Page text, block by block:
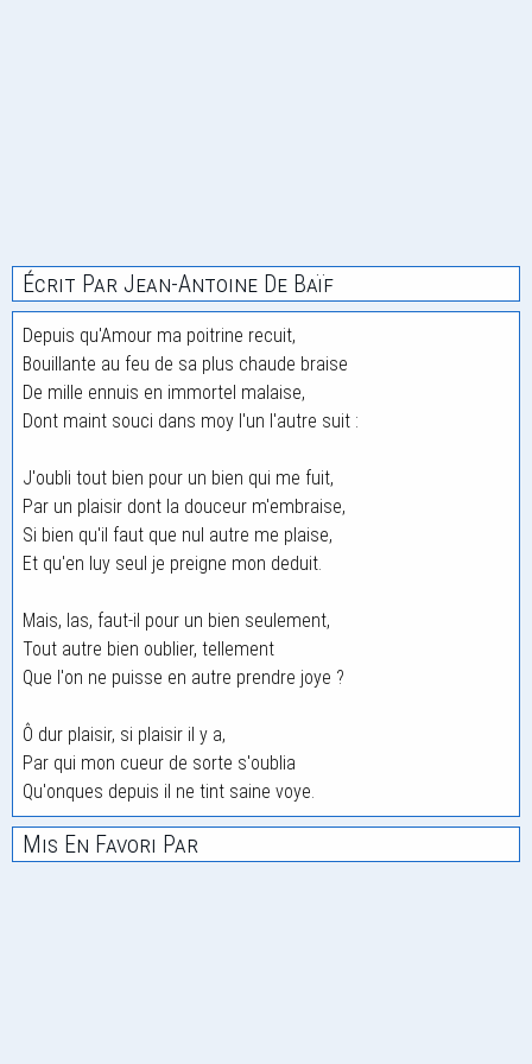
Écrit Par Jean-Antoine De Baïf
Depuis qu'Amour ma poitrine recuit,
Bouillante au feu de sa plus chaude braise
De mille ennuis en immortel malaise,
Dont maint souci dans moy l'un l'autre suit :
J'oubli tout bien pour un bien qui me fuit,
Par un plaisir dont la douceur m'embraise,
Si bien qu'il faut que nul autre me plaise,
Et qu'en luy seul je preigne mon deduit.
Mais, las, faut-il pour un bien seulement,
Tout autre bien oublier, tellement
Que l'on ne puisse en autre prendre joye ?
Ô dur plaisir, si plaisir il y a,
Par qui mon cueur de sorte s'oublia
Qu'onques depuis il ne tint saine voye.
Mis En Favori Par